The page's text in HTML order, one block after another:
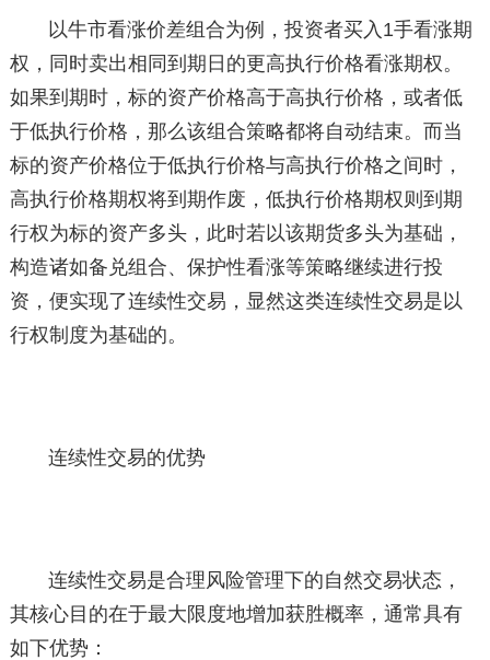
以牛市看涨价差组合为例，投资者买入1手看涨期
权，同时卖出相同到期日的更高执行价格看涨期权。
如果到期时，标的资产价格高于高执行价格，或者低
于低执行价格，那么该组合策略都将自动结束。而当
标的资产价格位于低执行价格与高执行价格之间时，
高执行价格期权将到期作废，低执行价格期权则到期
行权为标的资产多头，此时若以该期货多头为基础，
构造诸如备兑组合、保护性看涨等策略继续进行投
资，便实现了连续性交易，显然这类连续性交易是以
行权制度为基础的。
连续性交易的优势
连续性交易是合理风险管理下的自然交易状态，
其核心目的在于最大限度地增加获胜概率，通常具有
如下优势：